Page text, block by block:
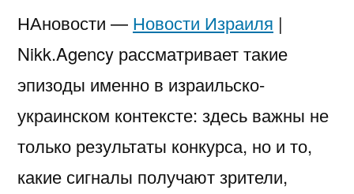
НАновости — Новости Израиля |
Nikk.Agency рассматривает такие
эпизоды именно в израильско-
украинском контексте: здесь важны не
только результаты конкурса, но и то,
какие сигналы получают зрители,